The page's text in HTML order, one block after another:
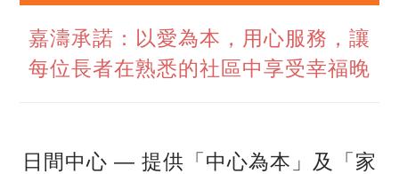
嘉濤承諾：以愛為本，用心服務，讓
每位長者在熟悉的社區中享受幸福晚
日間中心 — 提供「中心為本」及「家